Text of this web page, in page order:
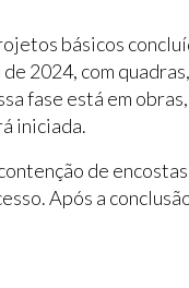
básicos
2024, com
fase está em
iniciada.
de
Após a